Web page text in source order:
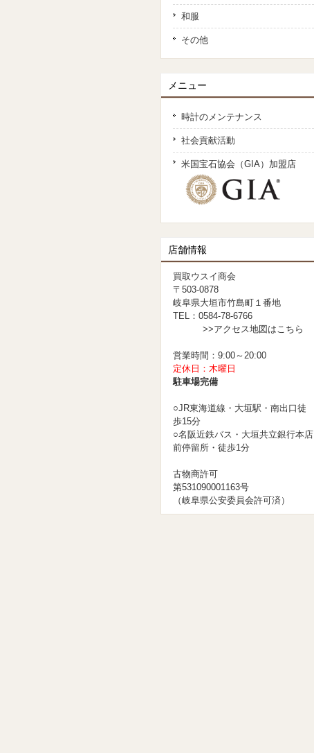
和服
その他
メニュー
時計のメンテナンス
社会貢献活動
米国宝石協会（GIA）加盟店
店舗情報
買取ウスイ商会
〒503-0878
岐阜県大垣市竹島町１番地
TEL：0584-78-6766
>>アクセス地図はこちら
営業時間：9:00～20:00
定休日：木曜日
駐車場完備
○JR東海道線・大垣駅・南出口徒
歩15分
○名阪近鉄バス・大垣共立銀行本店
前停留所・徒歩1分
古物商許可
第531090001163号
（岐阜県公安委員会許可済）